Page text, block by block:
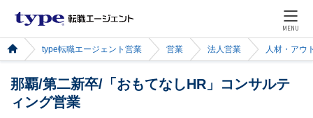
MENU
type転職エージェント営業 営業 法人営業 人材・アウ
那覇/第二新卒/「おもてなしHR」コンサルテ
ィング営業